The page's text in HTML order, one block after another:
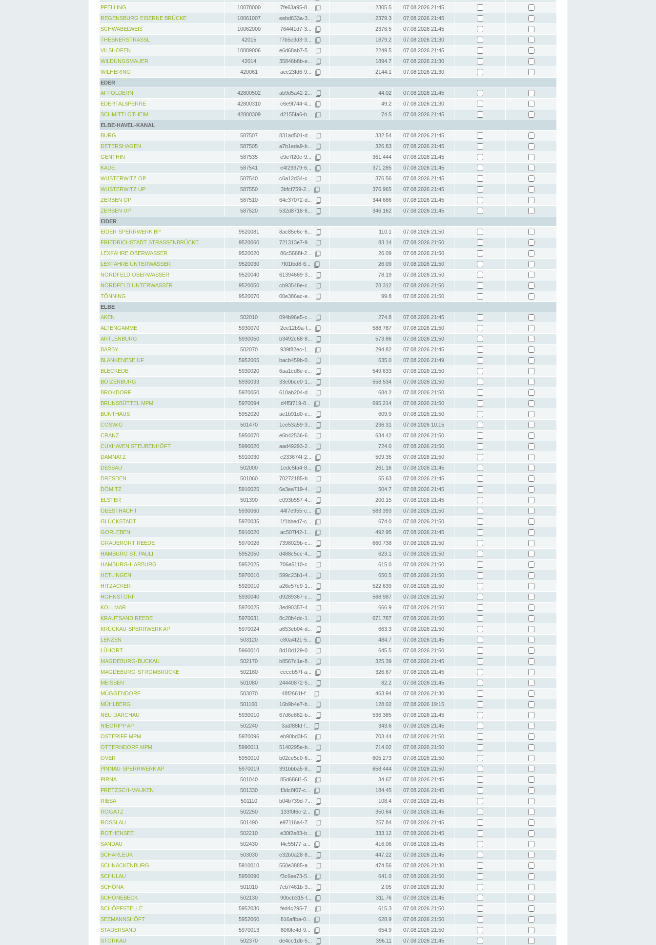
PFELLING
10078000 7fe63a95-8... 2305.5
07.08.2026 21:45
REGENSBURG EISERNE BRÜCKE
10061007 eebd633a-3... 2379.3
07.08.2026 21:45
SCHWABELWEIS
10062000 7644f1d7-3... 2376.5
07.08.2026 21:45
THEBNERSTRASSL
42015 f7b5c3d3-3... 1879.2
07.08.2026 21:30
VILSHOFEN
10089006 e6d68ab7-5... 2249.5
07.08.2026 21:45
WILDUNGSMAUER
42014 35846b8b-e... 1894.7
07.08.2026 21:30
WILHERING
420061 aec23fd6-9... 2144.1
07.08.2026 21:30
EDER
AFFOLDERN
42800502 ab9d5a42-2... 44.02
07.08.2026 21:45
EDERTALSPERRE
42800310 c6e9f744-4... 49.2
07.08.2026 21:30
SCHMITTLOTHEIM
42800309 d2155fa6-b... 74.5
07.08.2026 21:45
ELBE-HAVEL-KANAL
BURG
587507 831ad501-d... 332.54
07.08.2026 21:45
DETERSHAGEN
587505 a7b1eda9-b... 326.83
07.08.2026 21:45
GENTHIN
587535 e9e7f20c-9... 361.444
07.08.2026 21:45
KADE
587541 e4f29379-6... 371.285
07.08.2026 21:45
WUSTERWITZ OP
587540 c6a12d34-c... 376.56
07.08.2026 21:45
WUSTERWITZ UP
587550 3bfcf759-2... 376.965
07.08.2026 21:45
ZERBEN OP
587510 64c37072-d... 344.686
07.08.2026 21:45
ZERBEN UP
587520 532d8718-6... 346.162
07.08.2026 21:45
EIDER
EIDER-SPERRWERK BP
9520081 8ac85e6c-6... 110.1
07.08.2026 21:50
FRIEDRICHSTADT STRASSENBRÜCKE
9520060 721313e7-9... 83.14
07.08.2026 21:50
LEXFÄHRE OBERWASSER
9520020 86c5688f-2... 26.09
07.08.2026 21:50
LEXFÄHRE UNTERWASSER
9520030 7f01fbd8-6... 26.09
07.08.2026 21:50
NORDFELD OBERWASSER
9520040 61394669-3... 78.19
07.08.2026 21:50
NORDFELD UNTERWASSER
9520050 cb93548e-c... 78.312
07.08.2026 21:50
TÖNNING
9520070 00e386ac-e... 99.8
07.08.2026 21:50
ELBE
AKEN
502010 094b96e5-c... 274.8
07.08.2026 21:45
ALTENGAMME
5930070 2ee12b9a-f... 588.787
07.08.2026 21:50
ARTLENBURG
5930050 b3492c68-8... 573.86
07.08.2026 21:50
BARBY
502070 939f82ec-1... 294.82
07.08.2026 21:45
BLANKENESE UF
5952065 bacb459b-0... 635.0
07.08.2026 21:49
BLECKEDE
5930020 6aa1cd8e-e... 549.633
07.08.2026 21:50
BOIZENBURG
5930033 33e0bce0-1... 558.534
07.08.2026 21:50
BROKDORF
5970050 610ab204-d... 684.2
07.08.2026 21:50
BRUNSBÜTTEL MPM
5970094 d4f5f719-8... 695.214
07.08.2026 21:50
BUNTHAUS
5952020 ae1b91d0-e... 609.9
07.08.2026 21:50
COSWIG
501470 1ce53a59-3... 236.31
07.08.2026 10:15
CRANZ
5950070 e6b42536-6... 634.42
07.08.2026 21:50
CUXHAVEN STEUBENHÖFT
5990020 aad49293-2... 724.0
07.08.2026 21:50
DAMNATZ
5910030 c233674f-2... 509.35
07.08.2026 21:50
DESSAU
502000 1edc5fa4-8... 261.16
07.08.2026 21:45
DRESDEN
501060 70272185-b... 55.63
07.08.2026 21:45
DÖMITZ
5910025 6e3ea719-4... 504.7
07.08.2026 21:45
ELSTER
501390 c093b557-4... 200.15
07.08.2026 21:45
GEESTHACHT
5930060 44f7e955-c... 583.393
07.08.2026 21:50
GLÜCKSTADT
5970035 1f1bbed7-c... 674.0
07.08.2026 21:50
GORLEBEN
5910020 ac507f42-1... 492.95
07.08.2026 21:45
GRAUERORT REEDE
5970026 7398029b-c... 660.738
07.08.2026 21:50
HAMBURG ST. PAULI
5952050 d488c5cc-4... 623.1
07.08.2026 21:50
HAMBURG-HARBURG
5952025 706e5110-c... 615.0
07.08.2026 21:50
HETLINGEN
5970010 599c23b1-4... 650.5
07.08.2026 21:50
HITZACKER
5920010 a26e57c9-1... 522.639
07.08.2026 21:50
HOHNSTORF
5930040 d9289367-c... 568.987
07.08.2026 21:50
KOLLMAR
5970025 3ed90357-4... 666.9
07.08.2026 21:50
KRAUTSAND REEDE
5970031 8c20b4dc-1... 671.787
07.08.2026 21:50
KRÜCKAU-SPERRWERK AP
5970024 a653eb04-d... 663.3
07.08.2026 21:50
LENZEN
503120 c80a4f21-5... 484.7
07.08.2026 21:45
LÜHORT
5960010 8d18d129-0... 645.5
07.08.2026 21:50
MAGDEBURG-BUCKAU
502170 b8567c1e-8... 325.39
07.08.2026 21:45
MAGDEBURG-STROMBRÜCKE
502180 ccccb57f-a... 326.67
07.08.2026 21:45
MEISSEN
501080 24440872-5... 82.2
07.08.2026 21:45
MÜGGENDORF
503070 48f2661f-f... 463.94
07.08.2026 21:30
MÜHLBERG
501160 16b9b4e7-b... 128.02
07.08.2026 19:15
NEU DARCHAU
5930010 67d6e882-b... 536.385
07.08.2026 21:45
NIEGRIPP AP
502240 3adf88fd-f... 343.6
07.08.2026 21:45
OSTERIFF MPM
5970096 eb90bd3f-5... 703.44
07.08.2026 21:50
OTTERNDORF MPM
5990011 5140295e-b... 714.02
07.08.2026 21:50
OVER
5950010 b02ce5c0-6... 605.273
07.08.2026 21:50
PINNAU-SPERRWERK AP
5970019 391bbba5-8... 658.444
07.08.2026 21:50
PIRNA
501040 85d686f1-5... 34.67
07.08.2026 21:45
PRETZSCH-MAUKEN
501330 f3dc8f07-c... 184.45
07.08.2026 21:45
RIESA
501110 b04b739d-7... 108.4
07.08.2026 21:45
ROGÄTZ
502250 133f0f6c-2... 350.64
07.08.2026 21:45
ROSSLAU
501490 e97116a4-7... 257.84
07.08.2026 21:45
ROTHENSEE
502210 e30f2e83-b... 333.12
07.08.2026 21:45
SANDAU
502430 f4c55f77-a... 416.06
07.08.2026 21:45
SCHARLEUK
503030 e32b0a28-8... 447.22
07.08.2026 21:45
SCHNACKENBURG
5910010 550e3885-a... 474.56
07.08.2026 21:30
SCHULAU
5950090 f3c6ee73-5... 641.0
07.08.2026 21:50
SCHÖNA
501010 7cb7461b-3... 2.05
07.08.2026 21:30
SCHÖNEBECK
502130 90bcb315-f... 311.76
07.08.2026 21:45
SCHÖPFSTELLE
5952030 fed4c295-7... 615.3
07.08.2026 21:50
SEEMANNSHÖFT
5952060 816affba-0... 628.9
07.08.2026 21:50
STADERSAND
5970013 80f0fc4d-9... 654.9
07.08.2026 21:50
STORKAU
502370 de4cc1db-5... 396.11 07.08.2026 21:45